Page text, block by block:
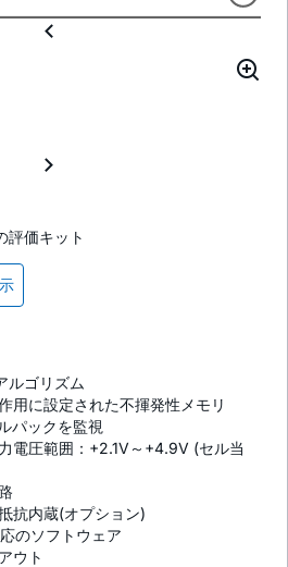
評価キット
ルゴリズム
用に設定された不揮発性メモリ
パックを監視
電圧範囲：+2.1V～+4.9V (セル当
抗内蔵(オプション)
のソフトウェア
ウト